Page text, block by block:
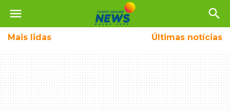
menu search
Mais lidas Últimas notícias